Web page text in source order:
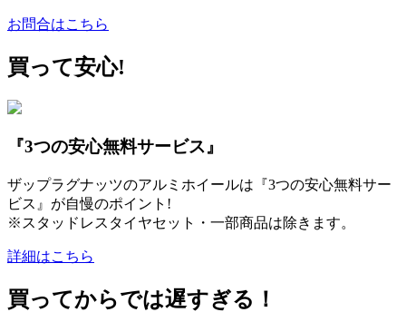
お問合はこちら
買って安心!
『3つの安心無料サービス』
ザップラグナッツのアルミホイールは『3つの安心無料サー
ビス』が自慢のポイント!
※スタッドレスタイヤセット・一部商品は除きます。
詳細はこちら
買ってからでは遅すぎる！